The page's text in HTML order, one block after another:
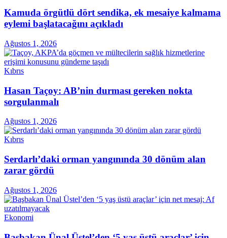
Kamuda örgütlü dört sendika, ek mesaiye kalmama
eylemi başlatacağını açıkladı
Ağustos 1, 2026
Kıbrıs
Hasan Taçoy: AB’nin durması gereken nokta
sorgulanmalı
Ağustos 1, 2026
Kıbrıs
Serdarlı’daki orman yangınında 30 dönüm alan
zarar gördü
Ağustos 1, 2026
Ekonomi